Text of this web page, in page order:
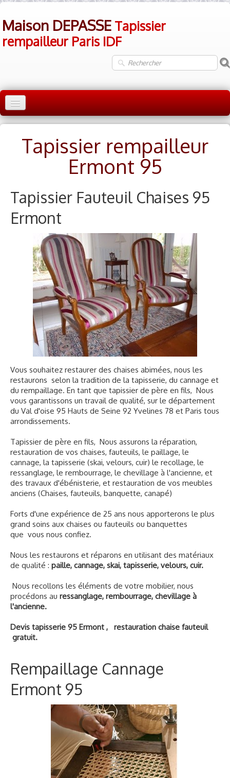
Maison DEPASSE Tapissier
rempailleur Paris IDF
Accueil
Tapissier rempailleur 75 Paris
Tapissier rempailleur 92 Hauts de Seine ▼
Tapissier Rempailleur 78 Yvelines▼
Tapissier rempailleur Val d'Oise 95
Tapissier rempailleur 93 Seine Saint-Denis▼
Cannage▼
Restauration de fauteuils
Réparation chaises
Nos réalisations
Contact
Tapissier rempailleur
Ermont 95
Tapissier Fauteuil Chaises 95
Ermont
Vous souhaitez restaurer des chaises abimées, nous les
restaurons selon la tradition de la tapisserie, du cannage et
du rempaillage. En tant que tapissier de père en fils, Nous
vous garantissons un travail de qualité, sur le département
du Val d'oise 95 Hauts de Seine 92 Yvelines 78 et Paris tous
arrondissements.
Tapissier de père en fils, Nous assurons la réparation,
restauration de vos chaises, fauteuils, le paillage, le
cannage, la tapisserie (skai, velours, cuir) le recollage, le
ressanglage, le rembourrage, le chevillage à l'ancienne, et
des travaux d'ébénisterie, et restauration de vos meubles
anciens (Chaises, fauteuils, banquette, canapé)
Forts d'une expérience de 25 ans nous apporterons le plus
grand soins aux chaises ou fauteuils ou banquettes
que vous nous confiez.
Nous les restaurons et réparons en utilisant des matériaux
de qualité : paille, cannage, skai, tapisserie, velours, cuir.
Nous recollons les éléments de votre mobilier, nous
procédons au ressanglage, rembourrage, chevillage à
l'ancienne.
Devis tapisserie 95 Ermont , restauration chaise fauteuil
gratuit.
Rempaillage Cannage
Ermont 95